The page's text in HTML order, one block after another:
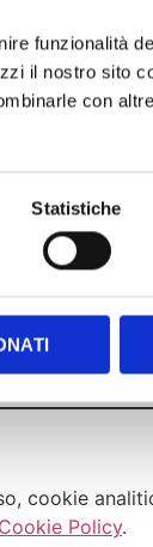
funzionalità
il nostro sito
con
Statistiche
del
guide
giudiziaria
cookie
Cookie Policy.